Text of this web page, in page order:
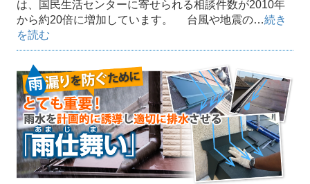
は、国民生活センターに寄せられる相談件数が2010年
から約20倍に増加しています。 台風や地震の…続き
を読む